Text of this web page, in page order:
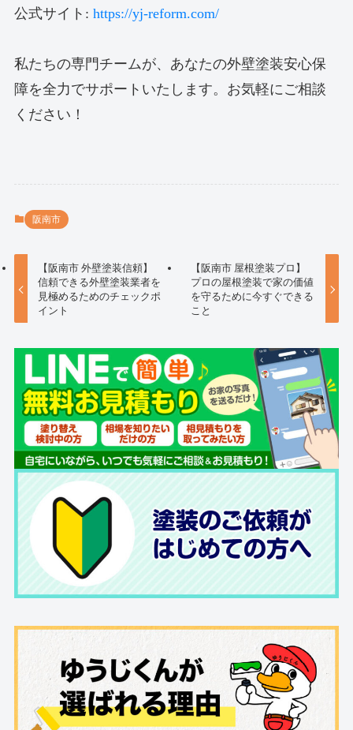
公式サイト: https://yj-reform.com/
私たちの専門チームが、あなたの外壁塗装安心保
障を全力でサポートいたします。お気軽にご相談
ください！
阪南市
【阪南市 外壁塗装信頼】
信頼できる外壁塗装業者を
見極めるためのチェックポ
イント
【阪南市 屋根塗装プロ】
プロの屋根塗装で家の価値
を守るために今すぐできる
こと